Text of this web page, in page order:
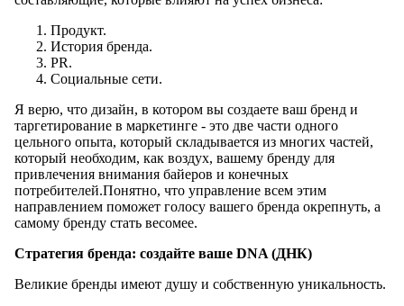
Продукт.
История бренда.
PR.
Социальные сети.
Я верю, что дизайн, в котором вы создаете ваш бренд и
таргетирование в маркетинге - это две части одного
цельного опыта, который складывается из многих частей,
который необходим, как воздух, вашему бренду для
привлечения внимания байеров и конечных
потребителей.Понятно, что управление всем этим
направлением поможет голосу вашего бренда окрепнуть, а
самому бренду стать весомее.
Стратегия бренда: создайте ваше DNA (ДНК)
Великие бренды имеют душу и собственную уникальность.